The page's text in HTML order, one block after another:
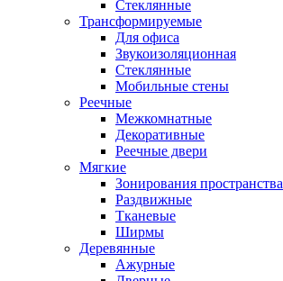
Стеклянные
Трансформируемые
Для офиса
Звукоизоляционная
Стеклянные
Мобильные стены
Реечные
Межкомнатные
Декоративные
Реечные двери
Мягкие
Зонирования пространства
Раздвижные
Тканевые
Ширмы
Деревянные
Ажурные